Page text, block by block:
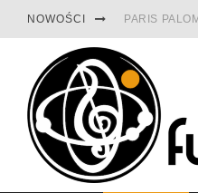
NOWOŚCI PARIS
TABULA
CINNAMON
FRANCUSKI
LESZEK